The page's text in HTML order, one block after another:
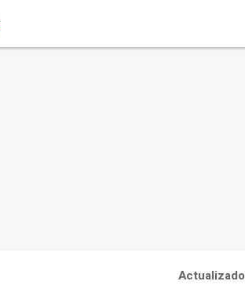
Actualizado